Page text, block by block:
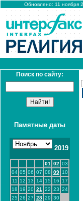
Обновлено: 11 ноября
Поиск по сайту:
Памятные даты
2019
01 02 03
04 05 06 07 08 09 10
11
12 13 14 15 16
17
18 19 20 21 22 23 24
25 26 27 28 29 30